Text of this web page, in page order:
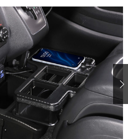
沖縄
愛車 File
ストップ！不具合修理＆粗悪修理
洗車
コーティング
防錆
カーメーカー「旧車」関連プロジェ